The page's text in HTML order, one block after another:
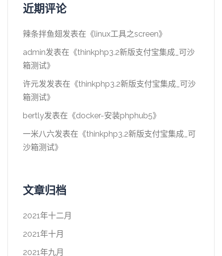
近期评论
辣条拌鱼翅发表在《linux工具之screen》
admin发表在《thinkphp3.2新版支付宝集成_可沙
箱测试》
许元发发表在《thinkphp3.2新版支付宝集成_可沙
箱测试》
bertly发表在《docker-安装phphub5》
一米八六发表在《thinkphp3.2新版支付宝集成_可
沙箱测试》
文章归档
2021年十二月
2021年十月
2021年九月